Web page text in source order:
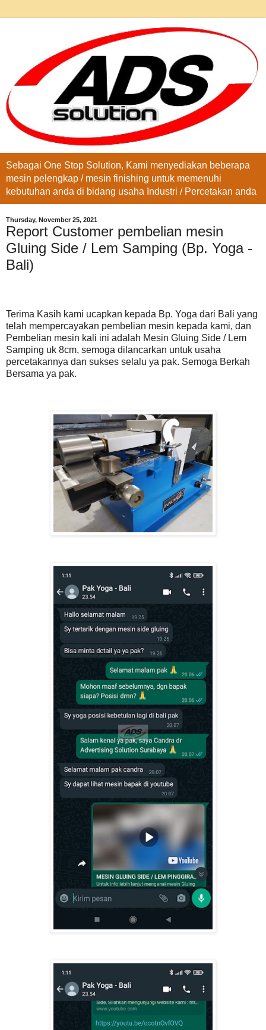
Sebagai One Stop Solution, Kami menyediakan beberapa
mesin pelengkap / mesin finishing untuk memenuhi
kebutuhan anda di bidang usaha Industri / Percetakan anda
Thursday, November 25, 2021
Report Customer pembelian mesin
Gluing Side / Lem Samping (Bp. Yoga -
Bali)
Terima Kasih kami ucapkan kepada Bp. Yoga dari Bali yang
telah mempercayakan pembelian mesin kepada kami, dan
Pembelian mesin kali ini adalah Mesin Gluing Side / Lem
Samping uk 8cm, semoga dilancarkan untuk usaha
percetakannya dan sukses selalu ya pak. Semoga Berkah
Bersama ya pak.